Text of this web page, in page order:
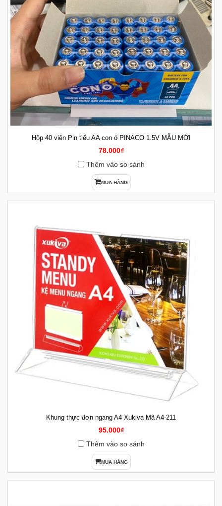
Hộp 40 viên Pin tiểu AA con ó PINACO 1.5V MẪU MỚI
78.000₫
Thêm vào so sánh
MUA HÀNG
Khung thực đơn ngang A4 Xukiva Mã A4-211
95.000₫
Thêm vào so sánh
MUA HÀNG